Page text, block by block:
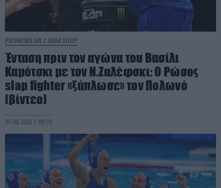
PRONEWS.GR / ΑΛΛΑ ΣΠΟΡ
Ένταση πριν τον αγώνα του Βασίλι
Καμότσκι με τον Ν.Ζαλέφσκι: Ο Ρώσος
slap fighter «ξάπλωσε» τον Πολωνό
(βίντεο)
01.08.2026 | 09:30